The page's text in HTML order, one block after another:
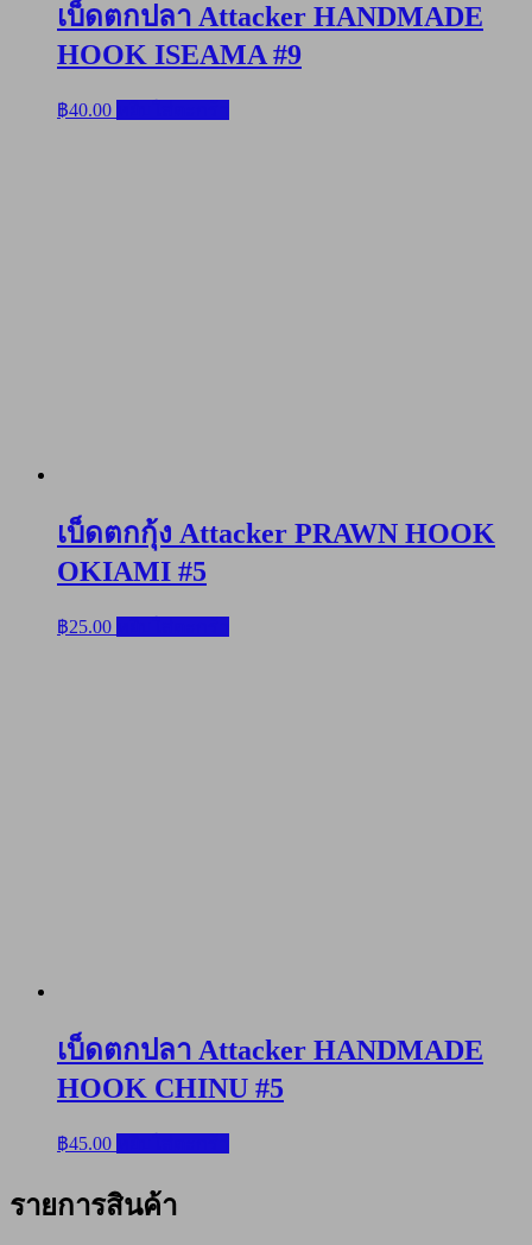
เบ็ดตกปลา Attacker HANDMADE
HOOK ISEAMA #9
฿40.00
เบ็ดตกกุ้ง Attacker PRAWN HOOK
OKIAMI #5
฿25.00
เบ็ดตกปลา Attacker HANDMADE
HOOK CHINU #5
฿45.00
รายการสินค้า